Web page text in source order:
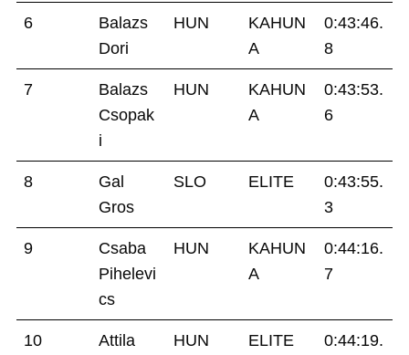
6
Balazs
Dori
HUN
KAHUN
A
0:43:46.
8
7
Balazs
Csopak
i
HUN
KAHUN
A
0:43:53.
6
8
Gal
Gros
SLO ELITE
0:43:55.
3
9
Csaba
Pihelevi
cs
HUN
KAHUN
A
0:44:16.
7
10
Attila
HUN ELITE
0:44:19.